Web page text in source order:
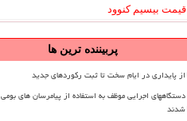
قیمت بیسیم کنوود
پربیننده ترین ها
از پایداری در ایام سخت تا ثبت رکوردهای جدید
دستگاههای اجرایی موظف به استفاده از پیامرسان های بومی
شدند